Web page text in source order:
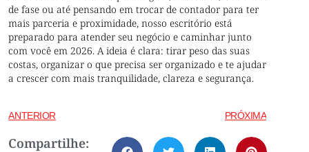
de fase ou até pensando em trocar de contador para ter
mais parceria e proximidade, nosso escritório está
preparado para atender seu negócio e caminhar junto
com você em 2026. A ideia é clara: tirar peso das suas
costas, organizar o que precisa ser organizado e te ajudar
a crescer com mais tranquilidade, clareza e segurança.
ANTERIOR PRÓXIMA
Compartilhe: